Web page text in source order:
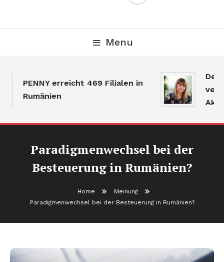
Menu
PENNY erreicht 469 Filialen in
Rumänien
Der
Paradigmenwechsel bei der
Besteuerung in Rumänien?
Home
Meinung
Paradigmenwechsel bei der Besteuerung in Rumänien?